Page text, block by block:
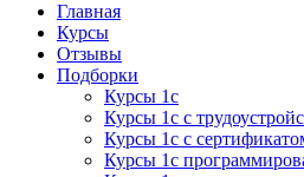
Курсы 1С
Курсы 1С официальная
Главная
Курсы
Отзывы
Подборки
Курсы 1с
Курсы 1с с
Курсы 1с с
Курсы 1с